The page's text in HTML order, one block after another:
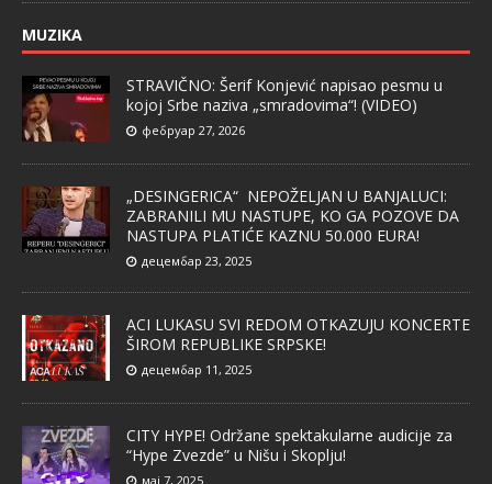
MUZIKA
STRAVIČNO: Šerif Konjević napisao pesmu u
kojoj Srbe naziva „smradovima“! (VIDEO)
фебруар 27, 2026
„DESINGERICA“ NEPOŽELJAN U BANJALUCI:
ZABRANILI MU NASTUPE, KO GA POZOVE DA
NASTUPA PLATIĆE KAZNU 50.000 EURA!
децембар 23, 2025
ACI LUKASU SVI REDOM OTKAZUJU KONCERTE
ŠIROM REPUBLIKE SRPSKE!
децембар 11, 2025
CITY HYPE! Održane spektakularne audicije za
“Hype Zvezde” u Nišu i Skoplju!
мај 7, 2025